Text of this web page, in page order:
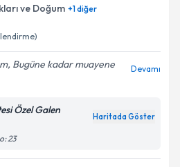
ve Doğum +1diğer
Bugüne kadar muayene
Devamı
Özel Galen
Haritada Göster
23